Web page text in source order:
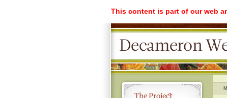
This content is part of our web